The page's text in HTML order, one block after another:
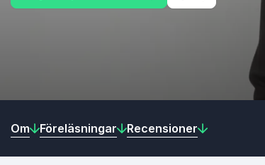
Om Föreläsningar Recensioner